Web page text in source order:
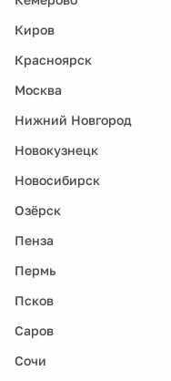
Киров
Красноярск
Москва
Нижний Новгород
Новокузнецк
Новосибирск
Озёрск
Пенза
Пермь
Псков
Саров
Сочи